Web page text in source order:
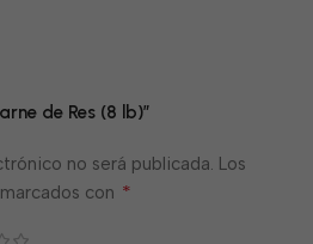
de Res (8 lb)”
no será publicada. Los
con *